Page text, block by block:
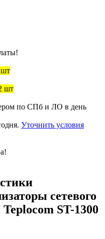
шт
по СПб и ЛО в день
Уточнить условия
сетевого
ST-1300